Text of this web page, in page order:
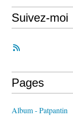
Suivez-moi
Pages
Album - Patpantin